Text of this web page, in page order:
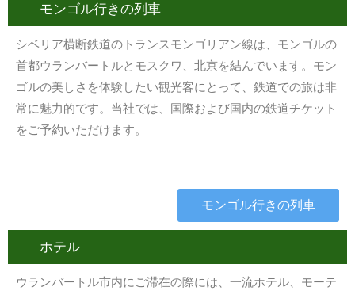
モンゴル行きの列車
シベリア横断鉄道のトランスモンゴリアン線は、モンゴルの
首都ウランバートルとモスクワ、北京を結んでいます。モン
ゴルの美しさを体験したい観光客にとって、鉄道での旅は非
常に魅力的です。当社では、国際および国内の鉄道チケット
をご予約いただけます。
モンゴル行きの列車
ホテル
ウランバートル市内にご滞在の際には、一流ホテル、モーテ